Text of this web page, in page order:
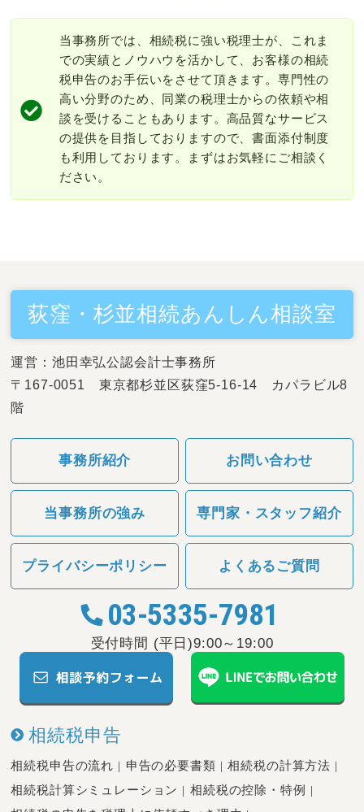
当事務所では、相続税に強い税理士が、これま
での実績とノウハウを活かして、お客様の相続
税申告のお手伝いをさせて頂きます。専門性の
高い分野のため、同業の税理士からの依頼や相
談を受けることもあります。高品質なサービス
の提供を目指しておりますので、書面添付制度
も利用しております。まずはお気軽にご相談く
ださい。
荻窪・杉並相続あんしん相談室
運営：池田幸弘公認会計士事務所
〒167-0051 東京都杉並区荻窪5-16-14 カパラビル8
階
事務所紹介 お問い合わせ
当事務所の強み 専門家・スタッフ紹介
プライバシーポリシー よくあるご質問
03-5335-7981
受付時間 (平日)9:00～19:00
相続税申告
相続税申告の流れ 申告の必要書類
相続税の計算方法
相続税計算シミュレーション
相続税の控除・特例